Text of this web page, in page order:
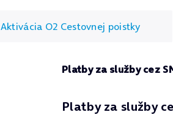
Aktivácia O2 Cestovnej poistky
Platby za služby cez
Platby za služby